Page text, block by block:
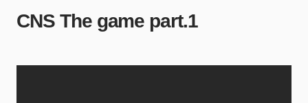
CNS The game part.1